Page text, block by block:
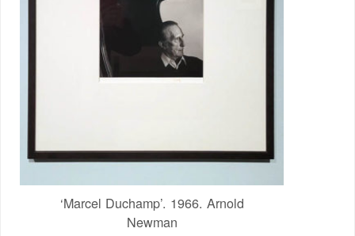
‘Marcel Duchamp’. 1966. Arnold
Newman